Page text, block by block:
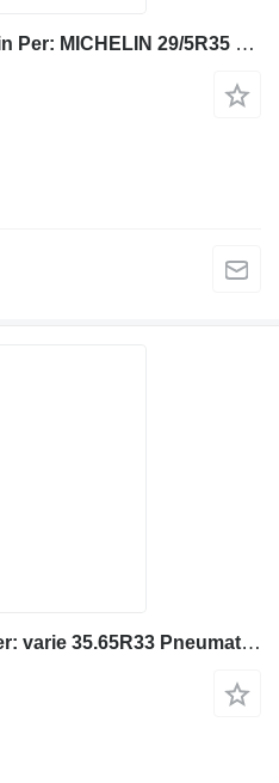
MICHELIN 29/5R35 Michelin Per: MICHELIN 29/5R35 Pneumatico
Varie 35.65R33 Michelin Per: varie 35.65R33 Pneumatico